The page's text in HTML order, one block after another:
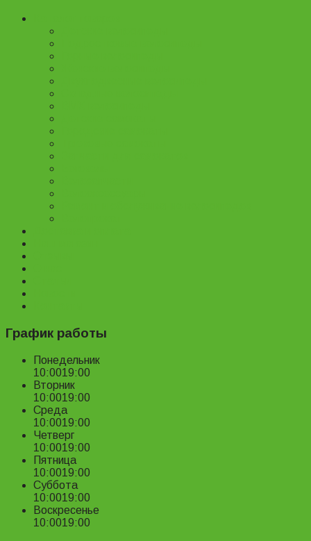
График работы
Понедельник
10:0019:00
Вторник
10:0019:00
Среда
10:0019:00
Четверг
10:0019:00
Пятница
10:0019:00
Суббота
10:0019:00
Воскресенье
10:0019:00